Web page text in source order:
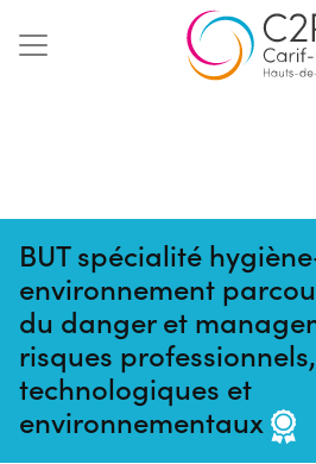
Aller
au
BUT spécialité
environnement
du danger et
risques professionnels,
technologiques et
environnementaux
Mise à jour :
27/01/2025
Formation :
2599253F
Session de formation